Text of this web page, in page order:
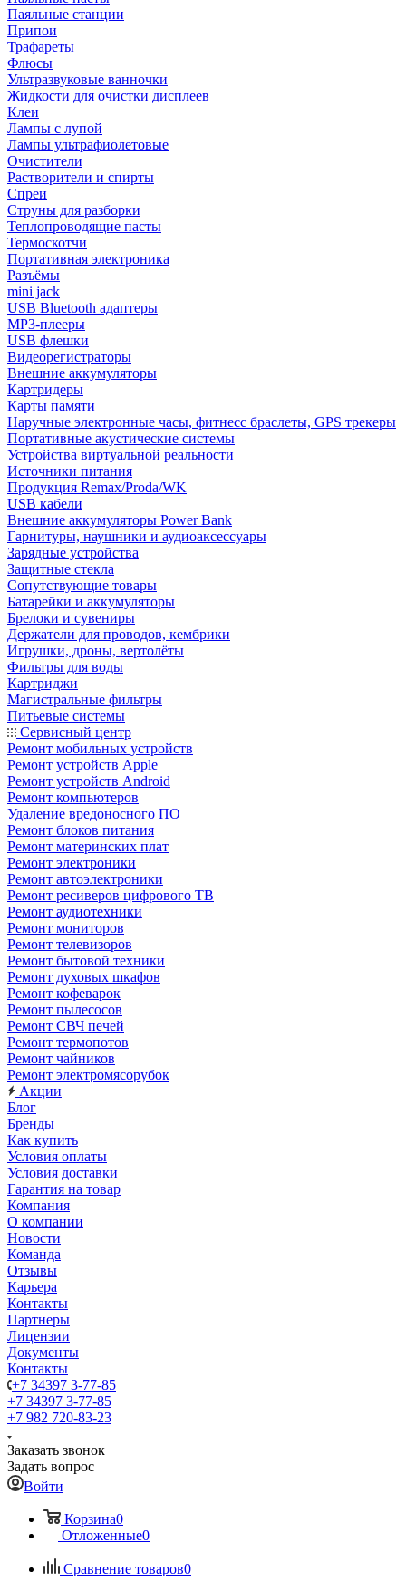
Паяльные станции
Припои
Трафареты
Флюсы
Ультразвуковые ванночки
Жидкости для очистки дисплеев
Клеи
Лампы с лупой
Лампы ультрафиолетовые
Очистители
Растворители и спирты
Спреи
Струны для разборки
Теплопроводящие пасты
Термоскотчи
Портативная электроника
Разъёмы
mini jack
USB Bluetooth адаптеры
MP3-плееры
USB флешки
Видеорегистраторы
Внешние аккумуляторы
Картридеры
Карты памяти
Наручные электронные часы, фитнесс браслеты, GPS трекеры
Портативные акустические системы
Устройства виртуальной реальности
Источники питания
Продукция Remax/Proda/WK
USB кабели
Внешние аккумуляторы Power Bank
Гарнитуры, наушники и аудиоаксессуары
Зарядные устройства
Защитные стекла
Сопутствующие товары
Батарейки и аккумуляторы
Брелоки и сувениры
Держатели для проводов, кембрики
Игрушки, дроны, вертолёты
Фильтры для воды
Картриджи
Магистральные фильтры
Питьевые системы
Сервисный центр
Ремонт мобильных устройств
Ремонт устройств Apple
Ремонт устройств Android
Ремонт компьютеров
Удаление вредоносного ПО
Ремонт блоков питания
Ремонт материнских плат
Ремонт электроники
Ремонт автоэлектроники
Ремонт ресиверов цифрового ТВ
Ремонт аудиотехники
Ремонт мониторов
Ремонт телевизоров
Ремонт бытовой техники
Ремонт духовых шкафов
Ремонт кофеварок
Ремонт пылесосов
Ремонт СВЧ печей
Ремонт термопотов
Ремонт чайников
Ремонт электромясорубок
Акции
Блог
Бренды
Как купить
Условия оплаты
Условия доставки
Гарантия на товар
Компания
О компании
Новости
Команда
Отзывы
Карьера
Контакты
Партнеры
Лицензии
Документы
Контакты
+7 34397 3-77-85
+7 34397 3-77-85
+7 982 720-83-23
Заказать звонок
Задать вопрос
Войти
Корзина0
Отложенные0
Сравнение товаров0